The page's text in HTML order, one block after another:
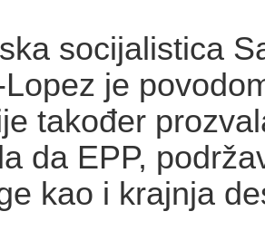
socijalistica
je
također
da EPP,
kao i krajnja